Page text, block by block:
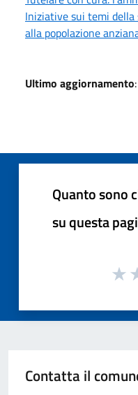
Iniziative sui temi
alla popolazione
Ultimo aggiornamento
Quanto sono
su questa
Contatta il